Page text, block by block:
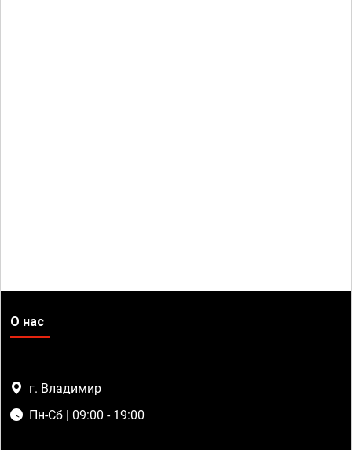
О нас
г. Владимир
Пн-Сб | 09:00 - 19:00